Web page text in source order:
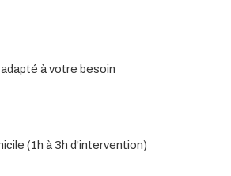
à votre besoin
(1h à 3h d'intervention)